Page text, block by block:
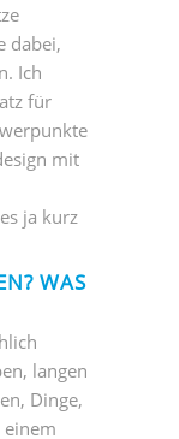
dabei,
Ich
für
mit
ja kurz
WAS
langen
Dinge,